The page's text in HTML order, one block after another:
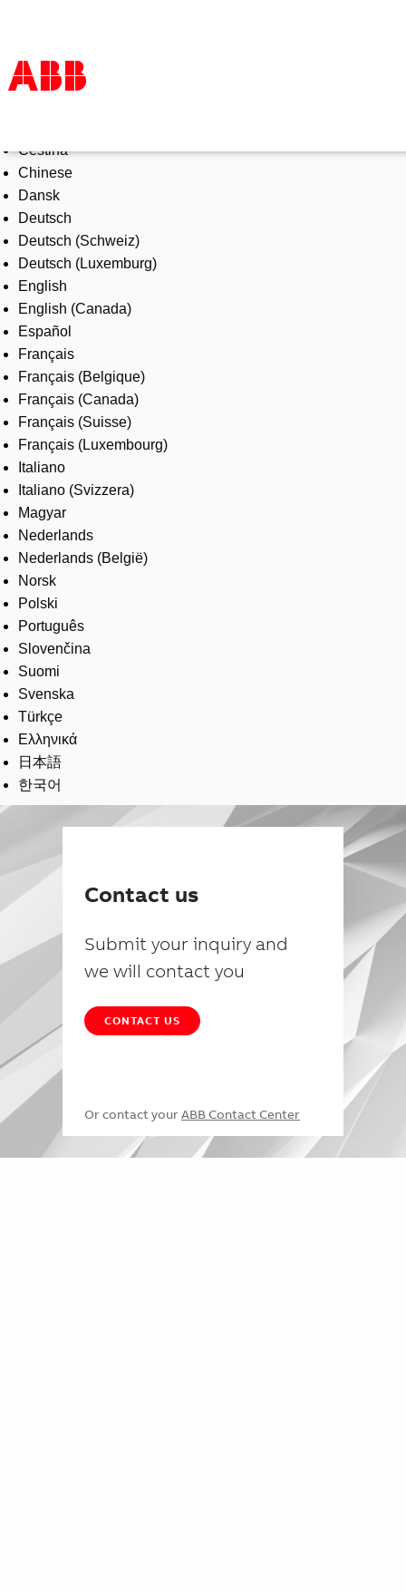
Products & Solutions
Industries
Services
About us
Where to buy
Contact us
Careers
Čeština
Chinese
Dansk
Deutsch
Deutsch (Schweiz)
Deutsch (Luxemburg)
English
English (Canada)
Español
Français
Français (Belgique)
Français (Canada)
Français (Suisse)
Français (Luxembourg)
Italiano
Italiano (Svizzera)
Magyar
Nederlands
Nederlands (België)
Norsk
Polski
Português
Slovenčina
Suomi
Svenska
Türkçe
Ελληνικά
日本語
한국어
Contact us
Submit your inquiry and
we will contact you
CONTACT US
Or contact your ABB Contact Center